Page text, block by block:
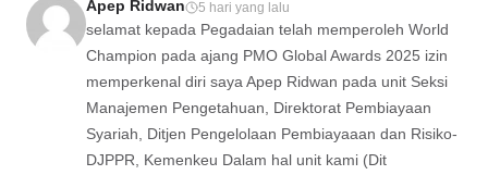
Apep Ridwan 5 hari yang lalu
selamat kepada Pegadaian telah memperoleh World
Champion pada ajang PMO Global Awards 2025 izin
memperkenal diri saya Apep Ridwan pada unit Seksi
Manajemen Pengetahuan, Direktorat Pembiayaan
Syariah, Ditjen Pengelolaan Pembiayaaan dan Risiko-
DJPPR, Kemenkeu Dalam hal unit kami (Dit